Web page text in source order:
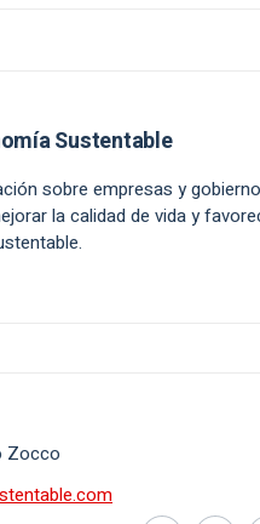
Sustentable
sobre empresas y
la calidad de vida y
Zocco